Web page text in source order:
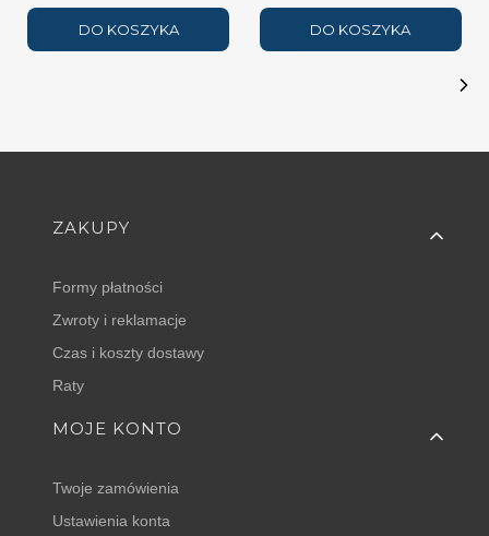
DO KOSZYKA DO KOSZYKA
Linki w stopce
ZAKUPY
Formy płatności
Zwroty i reklamacje
Czas i koszty dostawy
Raty
MOJE KONTO
Twoje zamówienia
Ustawienia konta